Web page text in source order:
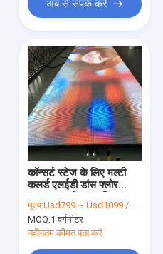
अब से संपर्क करें
कॉन्सर्ट स्टेज के लिए मल्टी
कलर्ड एलईडी डांस फ्लोर
सीडी
मूल्य:Usd799 ~ Usd1099 / Sqm ( price is negotiable )
MOQ:1 वर्गमीटर
नवीनतम कीमत पता करें